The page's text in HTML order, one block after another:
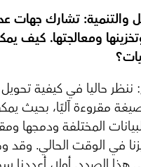
والتنمية:تشارك جهات
ومعالجتها. كيف
حاليا في كيفية تحويل
مقروءة آليًا، بحيث
المختلفة ودمجها
في الوقت الحالي. وقد